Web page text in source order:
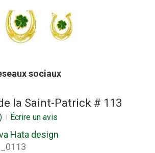
sociaux
la Saint-Patrick # 113
Écrire un avis
Hata design